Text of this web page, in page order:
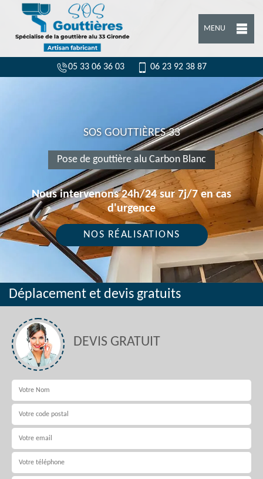
MENU
05 33 06 36 03 06 23 92 38 87
SOS GOUTTIÈRES 33
Pose de gouttière alu Carbon Blanc
Nous intervenons 24h/24 sur 7j/7 en cas
d'urgence
NOS RÉALISATIONS
Déplacement et devis gratuits
DEVIS GRATUIT